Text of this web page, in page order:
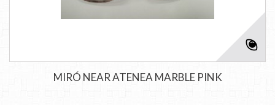
MIRÓ NEAR ATENEA MARBLE PINK